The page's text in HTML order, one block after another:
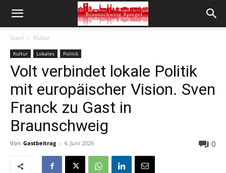
Start Kultur
Kultur Lokales Politik
Volt verbindet lokale Politik
mit europäischer Vision. Sven
Franck zu Gast in
Braunschweig
Von Gastbeitrag - 4. Juni 2026 0